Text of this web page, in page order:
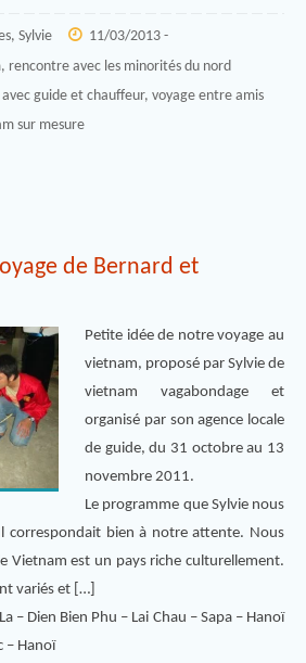
Sylvie 11/03/2013 -
, rencontre avec les minorités du nord
guide et chauffeur, voyage entre amis
sur mesure
de Bernard et
Petite idée de notre voyage au
vietnam, proposé par Sylvie de
vietnam vagabondage et
organisé par son agence locale
de guide, du 31 octobre au 13
novembre 2011.
Le programme que Sylvie nous
correspondait bien à notre attente. Nous
Vietnam est un pays riche culturellement.
variés et […]
– Dien Bien Phu – Lai Chau – Sapa – Hanoï
– Hanoï